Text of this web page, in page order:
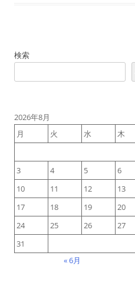
検索
2026年8月
月
火 水 木
3
4 5 6
10
11 12 13
17
18 19 20
24
25 26 27
31
« 6月